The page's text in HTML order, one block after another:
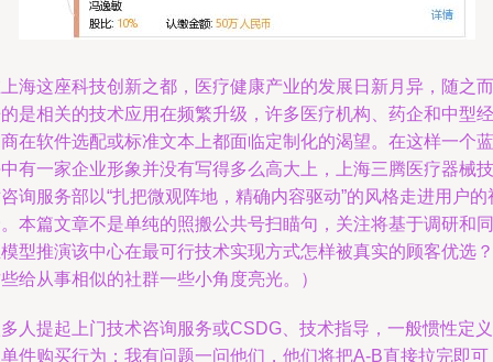
海这座科技创新之都，医疗健康产业的发展日新月异，随之而
是相关的技术应用在频繁升级，许多医疗机构、药企和中型经
在软件选配或标准文本上都面临定制化的渴望。在这样一个蓝
有一家企业形象并没有写得多么高大上，上海三腾医疗器械技
询服务部以“扎把微观阵地，精确内容驱动”的风格走进用户的
本篇文章不是单纯的照搬公共号扫瞄句，关注将基于调研和同
型推演该中心在最可行技术实现方式怎样被真实的顾客优选？
给从事相似的社群一些小角度亮光。）
人提起上门技术咨询服务或CSDG、技术指导，一般惯性定义
件购买行为：我有问题一问他们，他们将把A-B直接拉完即可